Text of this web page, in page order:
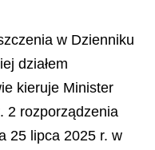
w Dzienniku
działem
kieruje Minister
2 rozporządzenia
25 lipca 2025 r. w